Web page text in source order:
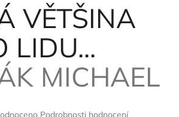
VĚTŠINA
LIDU...
MICHAEL